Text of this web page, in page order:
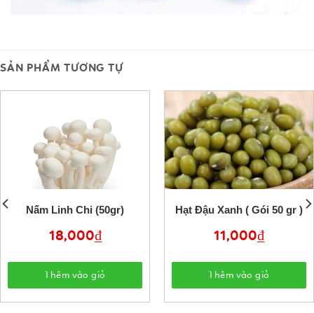
SẢN PHẨM TƯƠNG TỰ
Nấm Linh Chi (50gr)
18,000₫
Thêm vào giỏ
Hạt Đậu Xanh ( Gói 50 gr )
11,000₫
Thêm vào giỏ